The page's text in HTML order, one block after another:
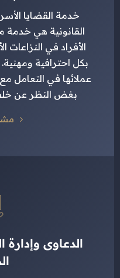
خدمة القضايا
القانونية هي
الأفراد في
بكل احترافية
عملائها في التعامل
بغض النظر عن
الدعاوى وإدارة